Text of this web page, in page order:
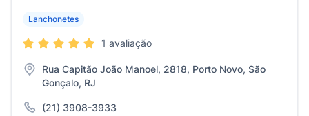
Lanchonetes
1 avaliação
Rua Capitão João Manoel, 2818, Porto Novo, São
Gonçalo, RJ
(21) 3908-3933